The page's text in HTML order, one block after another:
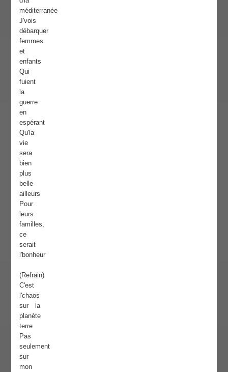
méditerranée
J'vois
débarquer
femmes
et
enfants
Qui
fuient
la
guerre
en
espérant
Qu'la
vie
sera
bien
plus
belle
ailleurs
Pour
leurs
familles,
ce
serait
l'bonheur
(Refrain)
C'est
l'chaos
sur la
planète
terre
Pas
seulement
sur
mon